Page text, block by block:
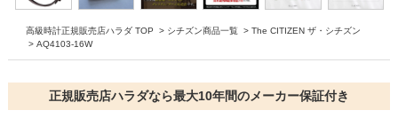
高級時計正規販売店ハラダ TOP > シチズン商品一覧 > The CITIZEN ザ・シチズン
> AQ4103-16W
正規販売店ハラダなら最大10年間のメーカー保証付き